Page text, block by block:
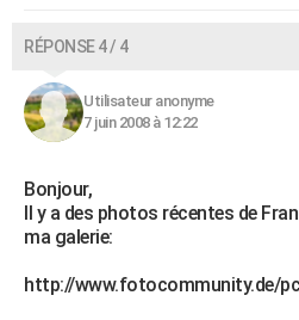
RÉPONSE 4 / 4
Utilisateur anonyme
7 juin 2008 à 12:22
Bonjour,
Il y a des photos récentes de
ma galerie:
http://www.fotocommunity.de/